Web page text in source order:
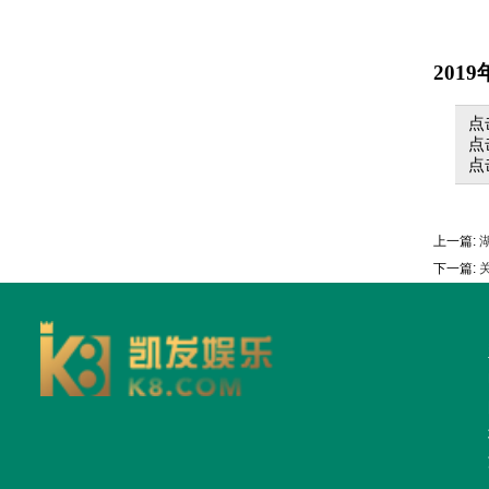
2019
上一篇:
下一篇: